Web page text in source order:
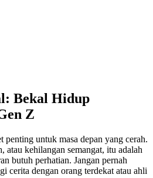
Bekal Hidup
Z
penting untuk masa depan yang cerah.
atau kehilangan semangat, itu adalah
butuh perhatian. Jangan pernah
cerita dengan orang terdekat atau ahli